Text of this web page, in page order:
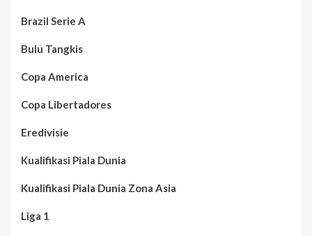
Brazil Serie A
Bulu Tangkis
Copa America
Copa Libertadores
Eredivisie
Kualifikasi Piala Dunia
Kualifikasi Piala Dunia Zona Asia
Liga 1